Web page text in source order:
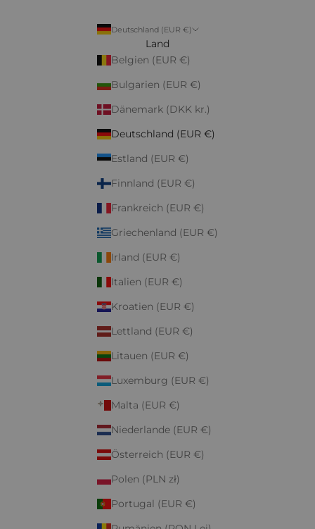
Deutschland (EUR €)
Land
Belgien (EUR €)
Bulgarien (EUR €)
Dänemark (DKK kr.)
Deutschland (EUR €)
Estland (EUR €)
Finnland (EUR €)
Frankreich (EUR €)
Griechenland (EUR €)
Irland (EUR €)
Italien (EUR €)
Kroatien (EUR €)
Lettland (EUR €)
Litauen (EUR €)
Luxemburg (EUR €)
Malta (EUR €)
Niederlande (EUR €)
Österreich (EUR €)
Polen (PLN zł)
Portugal (EUR €)